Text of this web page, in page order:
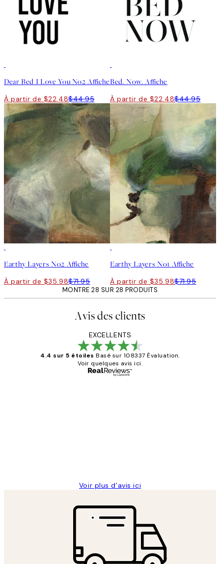
Dear Bed I Love You No2 Affiche
À partir de $22.48$44.95
Bed. Now. Affiche
À partir de $22.48$44.95
Earthy Layers No2 Affiche
À partir de $35.98$71.95
Earthy Layers No1 Affiche
À partir de $35.98$71.95
MONTRE 28 SUR 28 PRODUITS
Avis des clients
EXCELLENTS
4.4 sur 5 étoiles Basé sur 108337 Évaluation.
Voir quelques avis ici.
Voir plus d’avis ici